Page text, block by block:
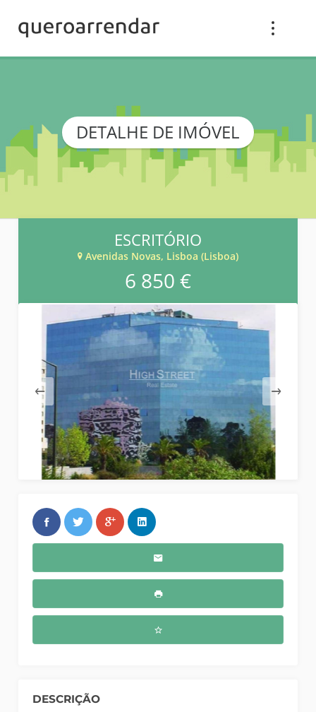
DETALHE DE IMÓVEL
ESCRITÓRIO
Avenidas Novas, Lisboa (Lisboa)
6 850 €
DESCRIÇÃO